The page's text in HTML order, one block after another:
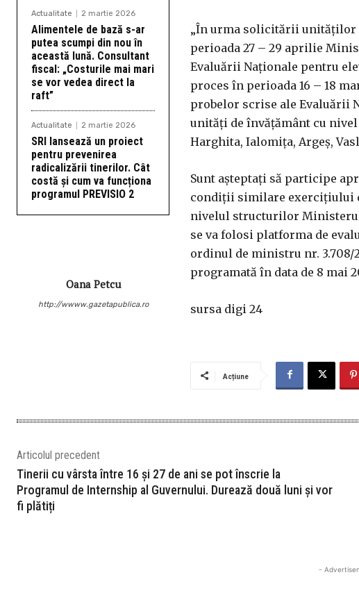
Actualitate 2 martie 2026
Alimentele de bază s-ar
putea scumpi din nou în
această lună. Consultant
fiscal: „Costurile mai mari
se vor vedea direct la
raft”
Actualitate 2 martie 2026
SRI lansează un proiect
pentru prevenirea
radicalizării tinerilor. Cât
costă și cum va funcționa
programul PREVISIO 2
Oana Petcu
http://wwww.gazetapublica.ro
„În urma solicitării unităților
perioada 27 – 29 aprilie
Evaluării Naționale pentru
proces în perioada 16 – 18
probelor scrise ale Evaluării
unități de învățământ cu
Harghita, Ialomița, Argeș,
Sunt așteptați să participe
condiții similare exercițiului
nivelul structurilor
se va folosi platforma de
ordinul de ministru nr.
programată în data de 8 mai
sursa digi 24
Acțiune
Articolul precedent
Tinerii cu vârsta între 16 şi 27 de ani se pot înscrie la
Programul de Internship al Guvernului. Durează două luni și vor
fi plătiți
-